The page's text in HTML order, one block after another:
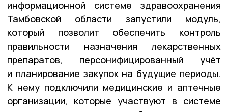
информационной системе здравоохранения
Тамбовской области запустили модуль,
который позволит обеспечить контроль
правильности назначения лекарственных
препаратов, персонифицированный учёт
и планирование закупок на будущие периоды.
К нему подключили медицинские и аптечные
организации, которые участвуют в системе